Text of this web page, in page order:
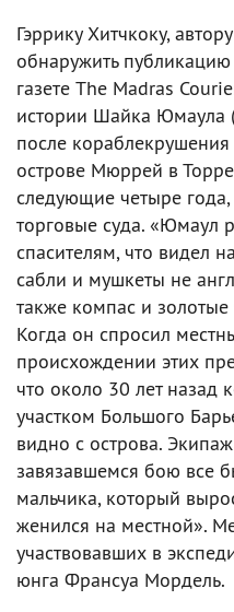
Гэррику Хитчкоку,
обнаружить
газете The Madras
истории Шайка Юмаула
после
острове Мюррей в
следующие четыре
торговые суда. «Юмаул
спасителям, что видел
сабли и мушкеты не
также компас и
Когда он спросил
происхождении этих
что около 30 лет назад
участком Большого
видно с острова.
завязавшемся бою все
мальчика, который
женился на местной».
участвовавших в
юнга Франсуа Мордель.